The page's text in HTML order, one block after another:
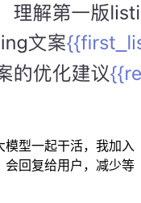
型一起干活，我加入
会回复给用户，减少等